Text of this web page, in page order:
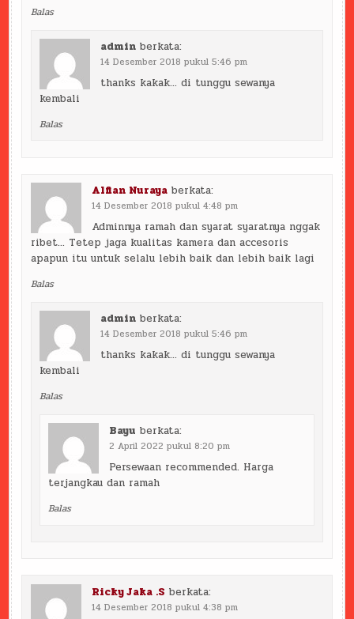
Balas
admin berkata:
14 Desember 2018 pukul 5:46 pm
thanks kakak… di tunggu sewanya
kembali
Balas
Alfian Nuraya berkata:
14 Desember 2018 pukul 4:48 pm
Adminnya ramah dan syarat syaratnya nggak
ribet… Tetep jaga kualitas kamera dan accesoris
apapun itu untuk selalu lebih baik dan lebih baik lagi
Balas
admin berkata:
14 Desember 2018 pukul 5:46 pm
thanks kakak… di tunggu sewanya
kembali
Balas
Bayu berkata:
2 April 2022 pukul 8:20 pm
Persewaan recommended. Harga
terjangkau dan ramah
Balas
Ricky Jaka .S berkata:
14 Desember 2018 pukul 4:38 pm